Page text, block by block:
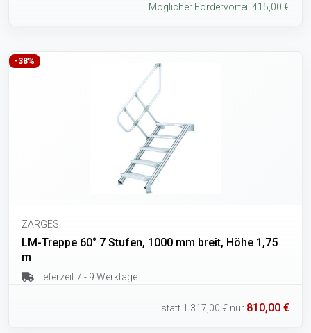
Möglicher Fördervorteil 415,00 €
-38%
ZARGES
LM-Treppe 60° 7 Stufen, 1000 mm breit, Höhe 1,75
m
Lieferzeit 7 - 9 Werktage
statt1.317,00 € nur 810,00 €